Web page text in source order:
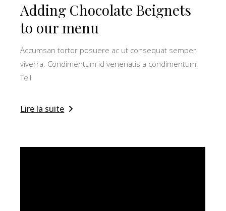
Adding Chocolate Beignets
to our menu
Accumsan tortor posuere ac ut consequat semper
viverra. Condimentum id venenatis a condimentum.
Tell
Lire la suite